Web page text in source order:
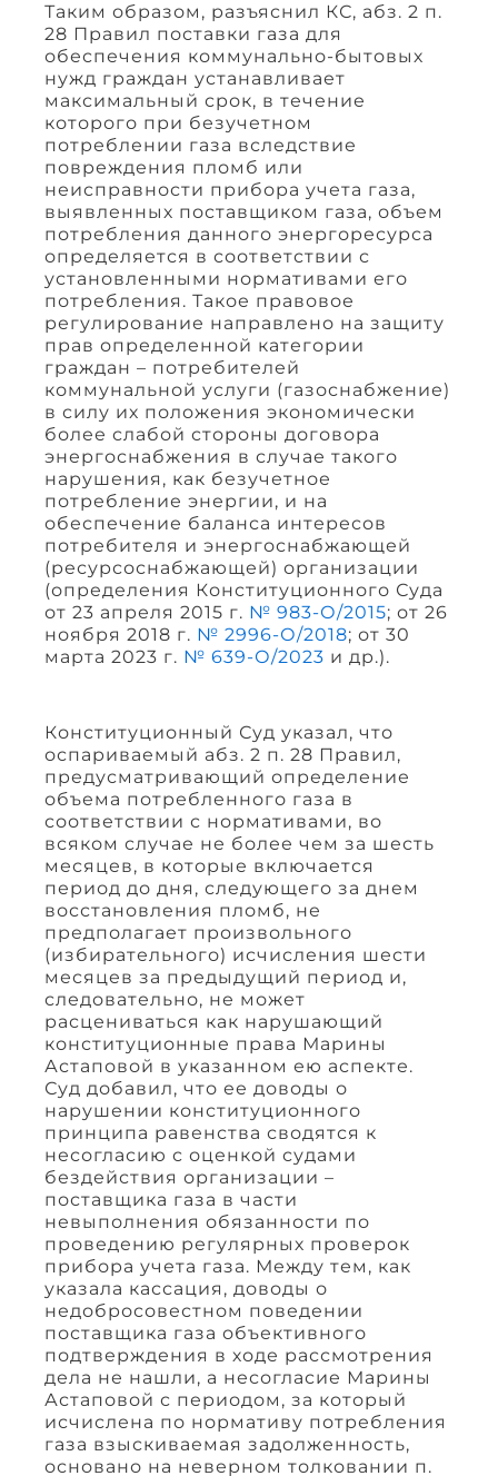
Таким образом, разъяснил КС, абз. 2 п.
28 Правил поставки газа для
обеспечения коммунально-бытовых
нужд граждан устанавливает
максимальный срок, в течение
которого при безучетном
потреблении газа вследствие
повреждения пломб или
неисправности прибора учета газа,
выявленных поставщиком газа, объем
потребления данного энергоресурса
определяется в соответствии с
установленными нормативами его
потребления. Такое правовое
регулирование направлено на защиту
прав определенной категории
граждан – потребителей
коммунальной услуги (газоснабжение)
в силу их положения экономически
более слабой стороны договора
энергоснабжения в случае такого
нарушения, как безучетное
потребление энергии, и на
обеспечение баланса интересов
потребителя и энергоснабжающей
(ресурсоснабжающей) организации
(определения Конституционного Суда
от 23 апреля 2015 г. № 983-О/2015; от 26
ноября 2018 г. № 2996-О/2018; от 30
марта 2023 г. № 639-О/2023 и др.).
Конституционный Суд указал, что
оспариваемый абз. 2 п. 28 Правил,
предусматривающий определение
объема потребленного газа в
соответствии с нормативами, во
всяком случае не более чем за шесть
месяцев, в которые включается
период до дня, следующего за днем
восстановления пломб, не
предполагает произвольного
(избирательного) исчисления шести
месяцев за предыдущий период и,
следовательно, не может
расцениваться как нарушающий
конституционные права Марины
Астаповой в указанном ею аспекте.
Суд добавил, что ее доводы о
нарушении конституционного
принципа равенства сводятся к
несогласию с оценкой судами
бездействия организации –
поставщика газа в части
невыполнения обязанности по
проведению регулярных проверок
прибора учета газа. Между тем, как
указала кассация, доводы о
недобросовестном поведении
поставщика газа объективного
подтверждения в ходе рассмотрения
дела не нашли, а несогласие Марины
Астаповой с периодом, за который
исчислена по нормативу потребления
газа взыскиваемая задолженность,
основано на неверном толковании п.